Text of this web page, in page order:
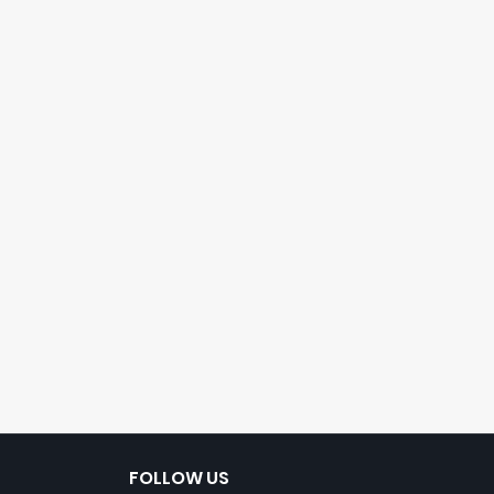
FOLLOW US